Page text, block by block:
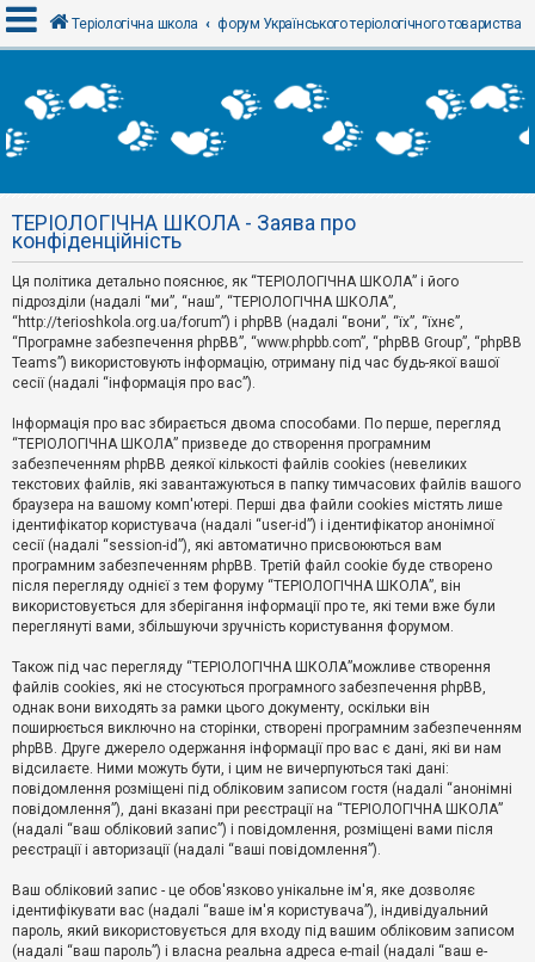
х
і
Р
е
с
т
р
а
ц
і
я
Т
е
м
и
б
е
з
в
і
д
о
і
д
е
й
А
т
и
в
е
м
и
Теріологічна школа форум Українського теріологічного товариства
ТЕРІОЛОГІЧНА ШКОЛА - Заява про
конфіденційність
Ця політика детально пояснює, як “ТЕРІОЛОГІЧНА ШКОЛА” і його
підрозділи (надалі “ми”, “наш”, “ТЕРІОЛОГІЧНА ШКОЛА”,
“http://terioshkola.org.ua/forum”) і phpBB (надалі “вони”, “їх”, “їхнє”,
“Програмне забезпечення phpBB”, “www.phpbb.com”, “phpBB Group”, “phpBB
Teams”) використовують інформацію, отриману під час будь-якої вашої
сесії (надалі “інформація про вас”).
Інформація про вас збирається двома способами. По перше, перегляд
“ТЕРІОЛОГІЧНА ШКОЛА” призведе до створення програмним
забезпеченням phpBB деякої кількості файлів cookies (невеликих
текстових файлів, які завантажуються в папку тимчасових файлів вашого
браузера на вашому комп'ютері. Перші два файли cookies містять лише
ідентифікатор користувача (надалі “user-id”) і ідентифікатор анонімної
сесії (надалі “session-id”), які автоматично присвоюються вам
програмним забезпеченням phpBB. Третій файл cookie буде створено
після перегляду однієї з тем форуму “ТЕРІОЛОГІЧНА ШКОЛА”, він
використовується для зберігання інформації про те, які теми вже були
переглянуті вами, збільшуючи зручність користування форумом.
Також під час перегляду “ТЕРІОЛОГІЧНА ШКОЛА”можливе створення
файлів cookies, які не стосуються програмного забезпечення phpBB,
однак вони виходять за рамки цього документу, оскільки він
поширюється виключно на сторінки, створені програмним забезпеченням
phpBB. Друге джерело одержання інформації про вас є дані, які ви нам
відсилаєте. Ними можуть бути, і цим не вичерпуються такі дані:
повідомлення розміщені під обліковим записом гостя (надалі “анонімні
повідомлення”), дані вказані при реєстрації на “ТЕРІОЛОГІЧНА ШКОЛА”
(надалі “ваш обліковий запис”) і повідомлення, розміщені вами після
реєстрації і авторизації (надалі “ваші повідомлення”).
Ваш обліковий запис - це обов'язково унікальне ім'я, яке дозволяє
ідентифікувати вас (надалі “ваше ім'я користувача”), індивідуальний
пароль, який використовується для входу під вашим обліковим записом
(надалі “ваш пароль”) і власна реальна адреса e-mail (надалі “ваш e-